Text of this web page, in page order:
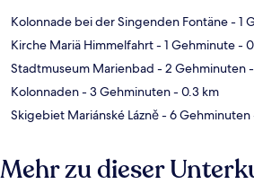
Kolonnade bei der Singenden Fontäne- 1
Kirche Mariä Himmelfahrt- 1 Gehminute-
Stadtmuseum Marienbad - 2 Gehminuten
Kolonnaden- 3 Gehminuten- 0.3 km
Skigebiet Mariánské Lázně- 6 Gehminuten
Mehr zu dieser